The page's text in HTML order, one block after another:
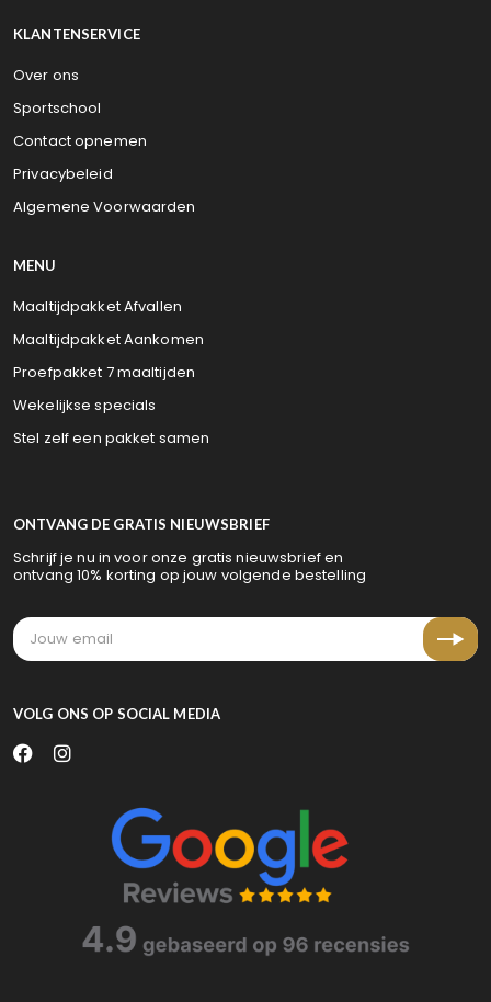
KLANTENSERVICE
Over ons
Sportschool
Contact opnemen
Privacybeleid
Algemene Voorwaarden
MENU
Maaltijdpakket Afvallen
Maaltijdpakket Aankomen
Proefpakket 7 maaltijden
Wekelijkse specials
Stel zelf een pakket samen
ONTVANG DE GRATIS NIEUWSBRIEF
Schrijf je nu in voor onze gratis nieuwsbrief en
ontvang 10% korting op jouw volgende bestelling
VOLG ONS OP SOCIAL MEDIA